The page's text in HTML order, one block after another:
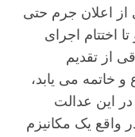
از اعلان جرم حتی
اختتام اجرای
از تقدیم
و خاتمه می یابد،
این عدالت
یک مکانیزم